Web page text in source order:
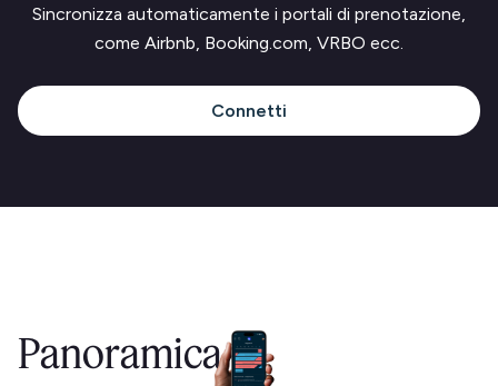
Sincronizza automaticamente i portali di prenotazione,
come Airbnb, Booking.com, VRBO ecc.
Connetti
Panoramica